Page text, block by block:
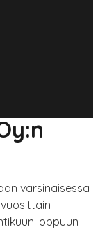
varsinaisessa
loppuun